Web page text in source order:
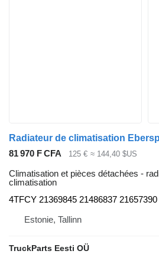
81 970 F CFA 125 € ≈ 144,40 $US
Climatisation et pièces détachées -
climatisation
4TFCY 21369845 21486837 21657390
Estonie, Tallinn
TruckParts Eesti OÜ